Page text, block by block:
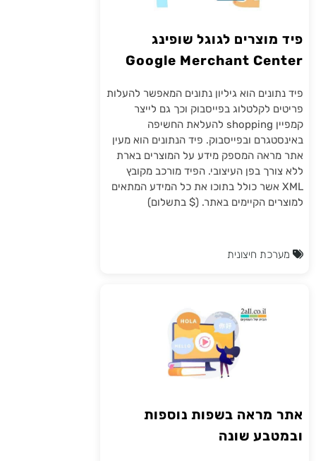
פיד מוצרים לגוגל שופינג
Google Merchant Center
פיד נתונים הוא גיליון נתונים המאפשר להעלות
פריטים לקלטלוג בפייסבוק וכך גם לייצר
קמפיין shopping להעלאת החשיפה
באינסטגרם ובפייסבוק. פיד הנתונים הוא מעין
אתר מראה המספק מידע על המוצרים בארת
ללא צורך בפן העיצובי. הפיד מורכב מקובץ
XML אשר כולל בתוכו את כל המידע המתאים
למוצרים הקיימים באתר. ($ בתשלום)
מערכת חיצונית
אתר מראה בשפות נוספות
ובמטבע שונה